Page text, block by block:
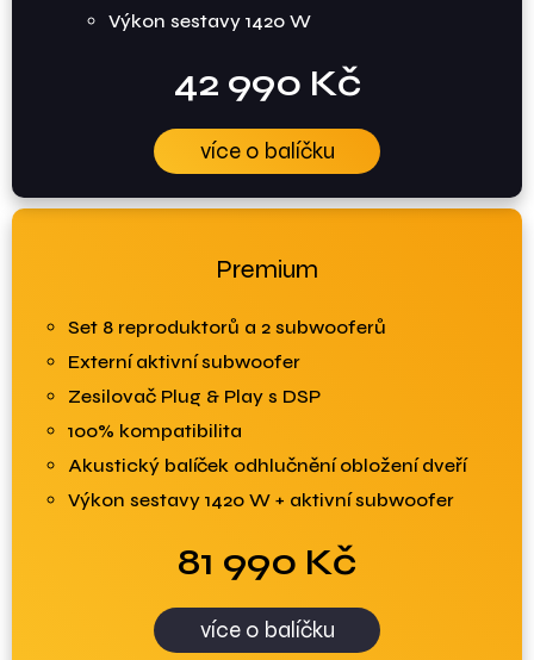
Premium
Set 8 reproduktorů a 2 subwooferů
Externí aktivní subwoofer
Zesilovač Plug & Play s DSP
100% kompatibilita
Akustický balíček odhlučnění obložení dveří
Výkon sestavy 1420 W + aktivní subwoofer
81 990 Kč
více o balíčku
Výkon sestavy 1420 W
42 990 Kč
více o balíčku